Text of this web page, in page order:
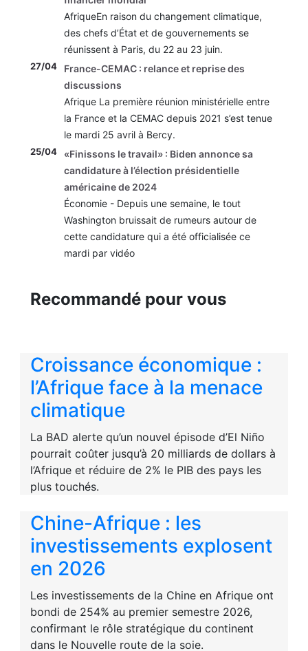
AfriqueEn raison du changement climatique,
des chefs d’État et de gouvernements se
réunissent à Paris, du 22 au 23 juin.
27/04
France-CEMAC : relance et reprise des
discussions
Afrique La première réunion ministérielle entre
la France et la CEMAC depuis 2021 s’est tenue
le mardi 25 avril à Bercy.
25/04
«Finissons le travail» : Biden annonce sa
candidature à l’élection présidentielle
américaine de 2024
Économie - Depuis une semaine, le tout
Washington bruissait de rumeurs autour de
cette candidature qui a été officialisée ce
mardi par vidéo
Recommandé pour vous
Croissance économique :
l’Afrique face à la menace
climatique
La BAD alerte qu’un nouvel épisode d’El Niño
pourrait coûter jusqu’à 20 milliards de dollars à
l’Afrique et réduire de 2% le PIB des pays les
plus touchés.
Chine-Afrique : les
investissements explosent
en 2026
Les investissements de la Chine en Afrique ont
bondi de 254% au premier semestre 2026,
confirmant le rôle stratégique du continent
dans le Nouvelle route de la soie.